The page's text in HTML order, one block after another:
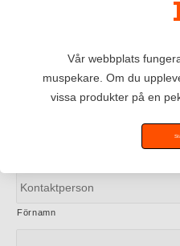
Vår webbplats
muspekare. Om du
vissa produkter på en
Datum då produkten måste
ÅÅÅÅ
Förnamn